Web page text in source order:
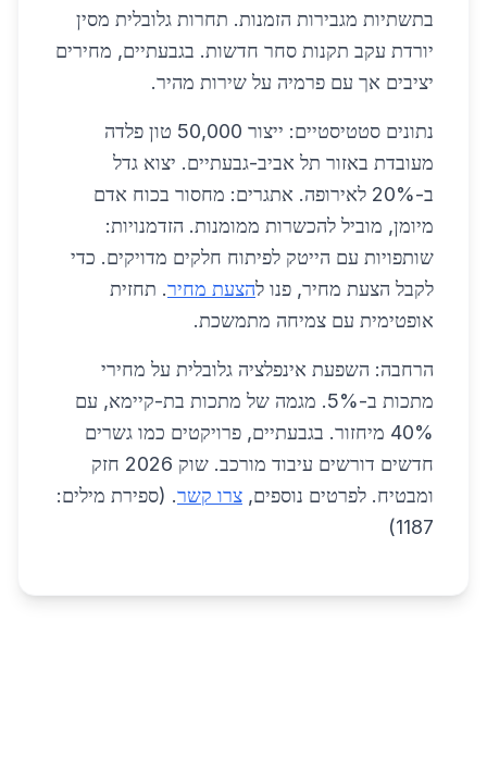
בתשתיות מגבירות הזמנות. תחרות גלובלית מסין
יורדת עקב תקנות סחר חדשות. בגבעתיים, מחירים
יציבים אך עם פרמיה על שירות מהיר.
נתונים סטטיסטיים: ייצור 50,000 טון פלדה
מעובדת באזור תל אביב-גבעתיים. יצוא גדל
ב-20% לאירופה. אתגרים: מחסור בכוח אדם
מיומן, מוביל להכשרות ממומנות. הזדמנויות:
שותפויות עם הייטק לפיתוח חלקים מדויקים. כדי
לקבל הצעת מחיר, פנו להצעת מחיר. תחזית
אופטימית עם צמיחה מתמשכת.
הרחבה: השפעת אינפלציה גלובלית על מחירי
מתכות ב-5%. מגמה של מתכות בת-קיימא, עם
40% מיחזור. בגבעתיים, פרויקטים כמו גשרים
חדשים דורשים עיבוד מורכב. שוק 2026 חזק
ומבטיח. לפרטים נוספים, צרו קשר. (ספירת מילים:
1187)